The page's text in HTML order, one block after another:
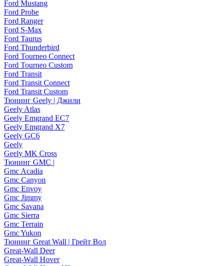
Ford Mustang
Ford Probe
Ford Ranger
Ford S-Max
Ford Taurus
Ford Thunderbird
Ford Tourneo Connect
Ford Tourneo Custom
Ford Transit
Ford Transit Connect
Ford Transit Custom
Тюнинг Geely | Джили
Geely Atlas
Geely Emgrand EC7
Geely Emgrand X7
Geely GC6
Geely
Geely MK Cross
Тюнинг GMC |
Gmc Acadia
Gmc Canyon
Gmc Envoy
Gmc Jimmy
Gmc Savana
Gmc Sierra
Gmc Terrain
Gmc Yukon
Тюнинг Great Wall | Грейт Вол
Great-Wall Deer
Great-Wall Hover